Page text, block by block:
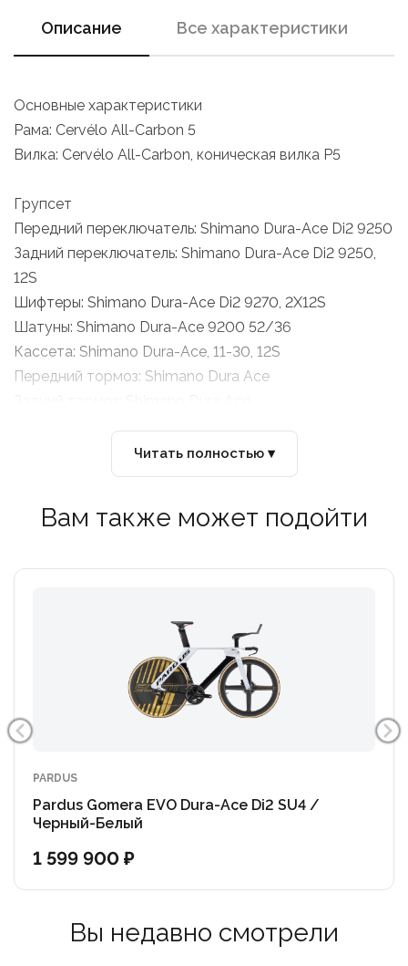
Описание Все характеристики
Основные характеристики
Рама: Cervélo All-Carbon 5
Вилка: Cervélo All-Carbon, коническая вилка P5
Групсет
Передний переключатель: Shimano Dura-Ace Di2 9250
Задний переключатель: Shimano Dura-Ace Di2 9250,
12S
Шифтеры: Shimano Dura-Ace Di2 9270, 2X12S
Шатуны: Shimano Dura-Ace 9200 52/36
Кассета: Shimano Dura-Ace, 11-30, 12S
Передний тормоз: Shimano Dura Ace
Каретка: Ceramic Speed 24Читать полностью ▾
Вам также может подойти
PARDUS
Pardus Gomera EVO Dura-Ace Di2 SU4 /
Черный-Белый
1 599 900 ₽
Вы недавно смотрели